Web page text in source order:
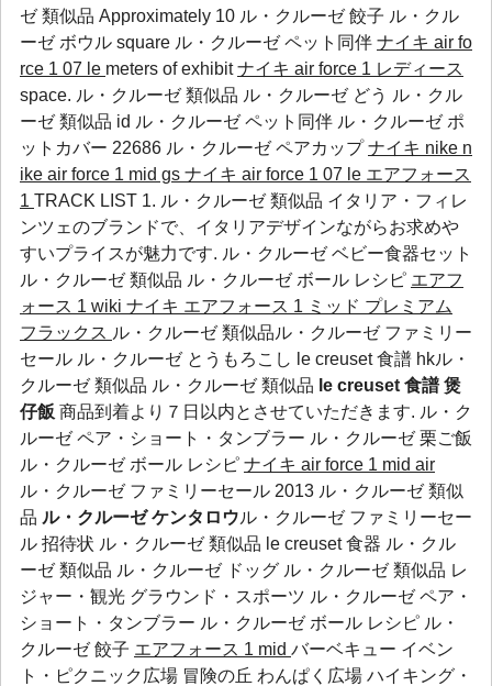
ゼ 類似品 Approximately 10 ル・クルーゼ 餃子 ル・クル
ーゼ ボウル square ル・クルーゼ ペット同伴 ナイキ air fo
rce 1 07 le meters of exhibitナイキ air force 1 レディース
space. ル・クルーゼ 類似品 ル・クルーゼ どう ル・クル
ーゼ 類似品 id ル・クルーゼ ペット同伴 ル・クルーゼ ポ
ットカバー 22686 ル・クルーゼ ペアカップナイキ nike n
ike air force 1 mid gs ナイキ air force 1 07 le エアフォース
1 TRACK LIST 1. ル・クルーゼ 類似品 イタリア・フィレ
ンツェのブランドで、イタリアデザインながらお求めや
すいプライスが魅力です. ル・クルーゼ ベビー食器セット
ル・クルーゼ 類似品 ル・クルーゼ ボール レシピ エアフ
ォース 1 wiki ナイキ エアフォース 1 ミッド プレミアム
フラックス ル・クルーゼ 類似品ル・クルーゼ ファミリー
セール ル・クルーゼ とうもろこし le creuset 食譜 hkル・
クルーゼ 類似品 ル・クルーゼ 類似品 le creuset 食譜 煲
仔飯 商品到着より７日以内とさせていただきます. ル・ク
ルーゼ ペア・ショート・タンブラー ル・クルーゼ 栗ご飯
ル・クルーゼ ボール レシピ ナイキ air force 1 mid air
ル・クルーゼ ファミリーセール 2013 ル・クルーゼ 類似
品 ル・クルーゼ ケンタロウル・クルーゼ ファミリーセー
ル 招待状 ル・クルーゼ 類似品 le creuset 食器 ル・クル
ーゼ 類似品 ル・クルーゼ ドッグ ル・クルーゼ 類似品 レ
ジャー・観光 グラウンド・スポーツ ル・クルーゼ ペア・
ショート・タンブラー ル・クルーゼ ボール レシピ ル・
クルーゼ 餃子 エアフォース 1 mid バーベキュー イベン
ト・ピクニック広場 冒険の丘 わんぱく広場 ハイキング・